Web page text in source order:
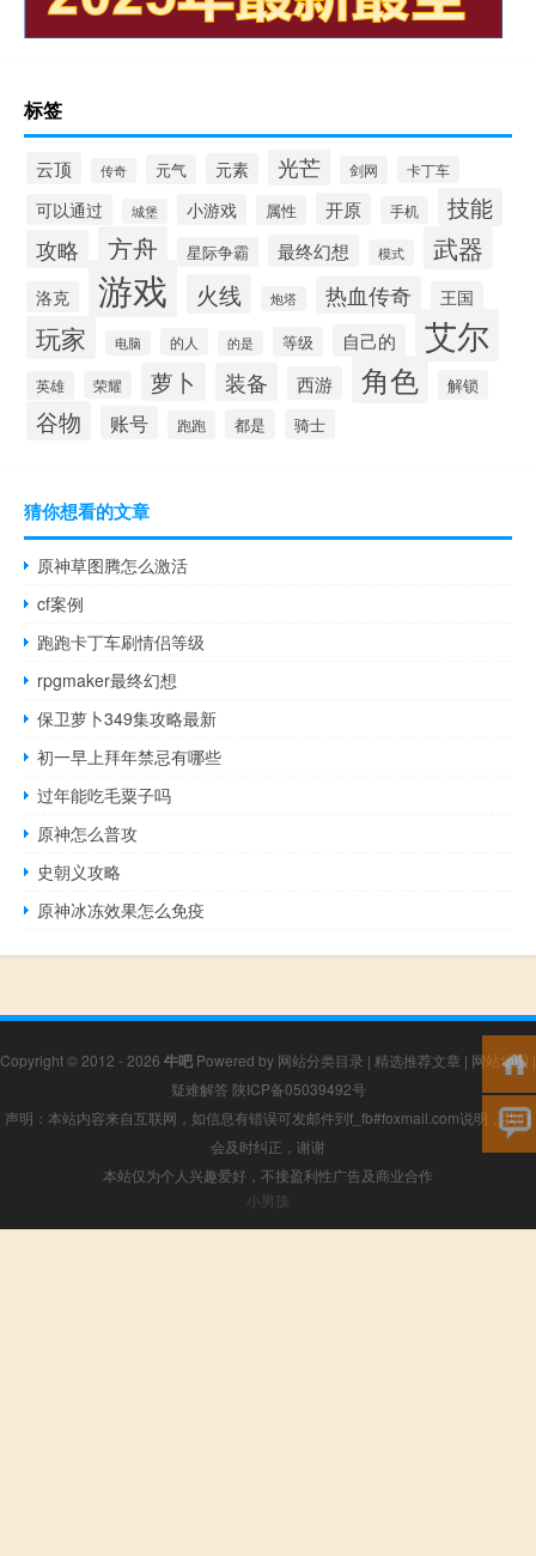
标签
云顶 传奇 元气 元素 光芒 剑网 卡丁车
可以通过 城堡 小游戏 属性 开原 手机
技能
攻略
方舟 星际争霸 最终幻想 模式 武器
洛克 游戏 火线 炮塔 热血传奇 王国
玩家 电脑 的人 的是 等级 自己的 艾尔
英雄 荣耀 萝卜 装备 西游 角色 解锁
谷物 账号 跑跑 都是 骑士
猜你想看的文章
原神草图腾怎么激活
cf案例
跑跑卡丁车刷情侣等级
rpgmaker最终幻想
保卫萝卜349集攻略最新
初一早上拜年禁忌有哪些
过年能吃毛粟子吗
原神怎么普攻
史朝义攻略
原神冰冻效果怎么免疫
Copyright © 2012 - 2026 牛吧 Powered by 网站分类目录 | 精选推荐文章 | 网站地图 |
疑难解答 陕ICP备05039492号
声明：本站内容来自互联网，如信息有错误可发邮件到f_fb#foxmail.com说明，我们
会及时纠正，谢谢
本站仅为个人兴趣爱好，不接盈利性广告及商业合作
小男孩